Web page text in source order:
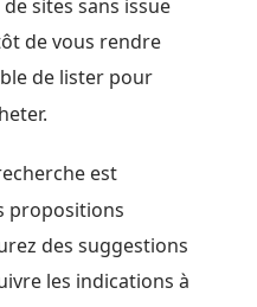
sites sans issue
de vous rendre
de lister pour
est
propositions
des suggestions
les indications à